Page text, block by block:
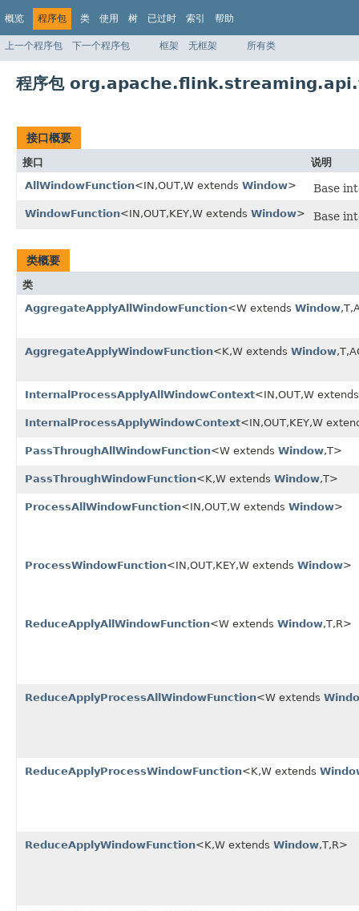
概览 程序包 类 使用 树 已过时 索引 帮助
上一个程序包 下一个程序包 框架 无框架 所有类
程序包
接口概要
接口
说明
AllWindowFunction<IN,OUT,W extends Window> Base
WindowFunction<IN,OUT,KEY,W extends Window> Base
类概要
类
AggregateApplyAllWindowFunction<W extends Window
AggregateApplyWindowFunction<K,W extends Window
InternalProcessApplyAllWindowContext<IN,OUT,W
InternalProcessApplyWindowContext<IN,OUT,KEY,W
PassThroughAllWindowFunction<W extends Window,T>
PassThroughWindowFunction<K,W extends Window,T>
ProcessAllWindowFunction<IN,OUT,W extends Window>
ProcessWindowFunction<IN,OUT,KEY,W extends Window>
ReduceApplyAllWindowFunction<W extends Window,T,R>
ReduceApplyProcessAllWindowFunction<W extends
ReduceApplyProcessWindowFunction<K,W extends
ReduceApplyWindowFunction<K,W extends Window,T,R>